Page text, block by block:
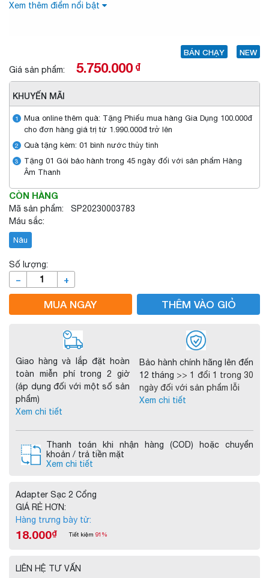
Xem thêm điểm nổi bật
BÁN CHẠY
NEW
Giá sản phẩm:
5.750.000₫
KHUYẾN MÃI
1
Mua online thêm quà: Tặng Phiếu mua hàng Gia Dụng 100.000đ
cho đơn hàng giá trị từ 1.990.000đ trở lên
2 Quà tặng kèm: 01 bình nước thủy tinh
3
Tặng 01 Gói bảo hành trong 45 ngày đối với sản phẩm Hàng
Âm Thanh
CÒN HÀNG
Mã sản phẩm: SP20230003783
Máu sắc:
Nâu
Số lượng:
– +
MUA NGAY THÊM VÀO GIỎ
Giao hàng và lắp đặt hoàn
toàn miễn phí trong 2 giờ
(áp dụng đối với một số sản
phẩm)
Xem chi tiết
Bảo hành chính hãng lên đến
12 tháng >> 1 đổi 1 trong 30
ngày đối với sản phẩm lỗi
Xem chi tiết
Thanh toán khi nhận hàng (COD) hoặc chuyển
khoản / trả tiền mặt
Xem chi tiết
Adapter Sạc 2 Cổng
GIÁ RẺ HƠN:
Hàng trưng bày từ:
18.000₫ Tiết kiệm 91%
LIÊN HỆ TƯ VẤN